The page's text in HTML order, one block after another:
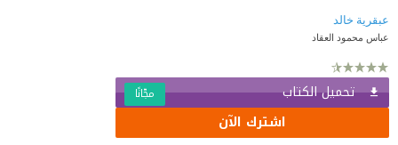
عبقرية خالد
عباس محمود العقاد
تحميل الكتاب مجّانًا
اشترك الآن